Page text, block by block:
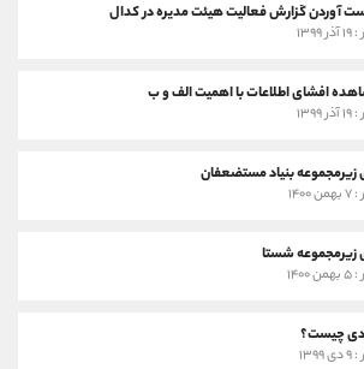
آوردن گزارش فعالیت هیئت مدیره در کدال
افشای اطلاعات با اهمیت الف و ب
بنیاد مستضعفان
شستا
چیست؟